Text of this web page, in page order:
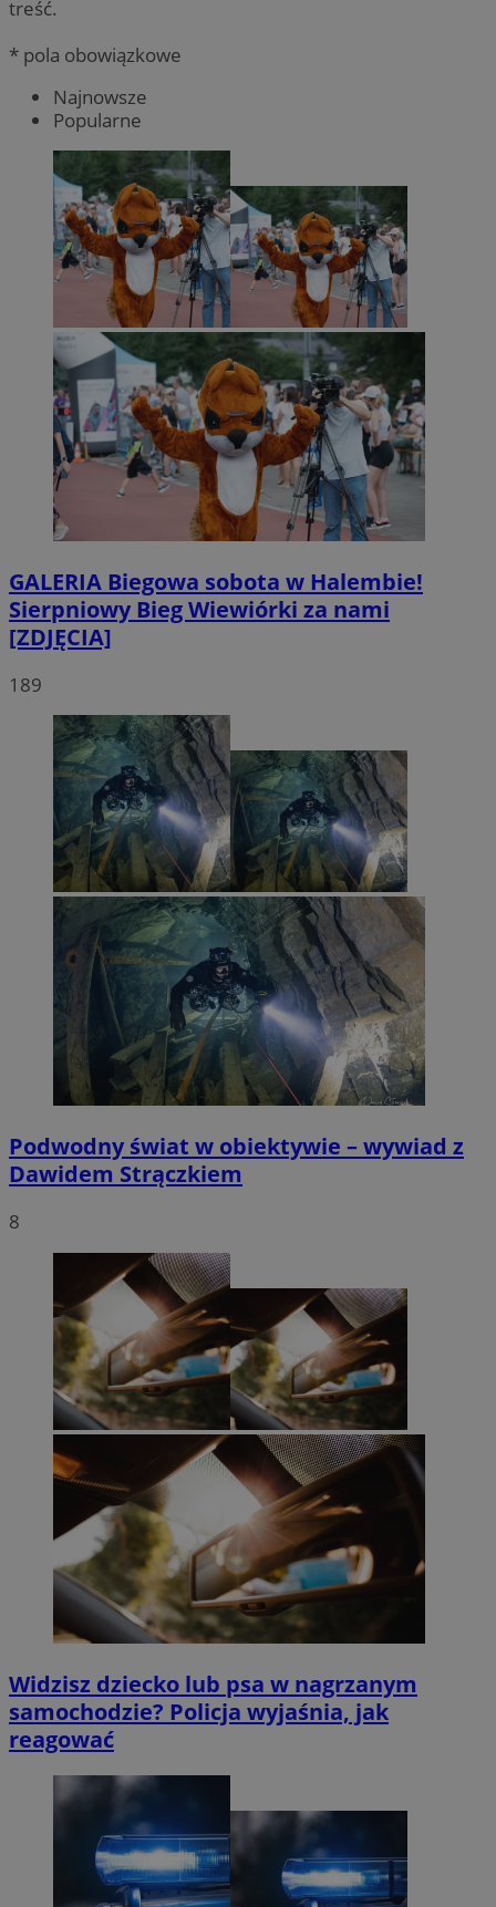
treść.
* pola obowiązkowe
Najnowsze
Popularne
GALERIA Biegowa sobota w Halembie!
Sierpniowy Bieg Wiewiórki za nami
[ZDJĘCIA]
189
Podwodny świat w obiektywie – wywiad z
Dawidem Strączkiem
8
Widzisz dziecko lub psa w nagrzanym
samochodzie? Policja wyjaśnia, jak
reagować